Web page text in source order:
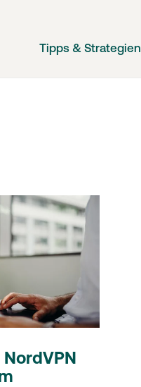
Tipps & Strategien